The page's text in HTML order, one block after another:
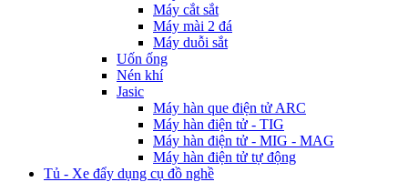
Máy cắt sắt
Máy mài 2 đá
Máy duỗi sắt
Uốn ống
Nén khí
Jasic
Máy hàn que điện tử ARC
Máy hàn điện tử - TIG
Máy hàn điện tử - MIG - MAG
Máy hàn điện tử tự động
Tủ - Xe đẩy dụng cụ đồ nghề